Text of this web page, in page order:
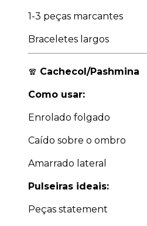
1-3 peças marcantes
Braceletes largos
🧣 Cachecol/Pashmina
Como usar:
Enrolado folgado
Caído sobre o ombro
Amarrado lateral
Pulseiras ideais:
Peças statement